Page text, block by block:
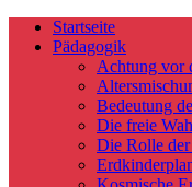
Startseite
Pädagogik
Achtung vor
Bedeutung
Die freie
Die Rolle